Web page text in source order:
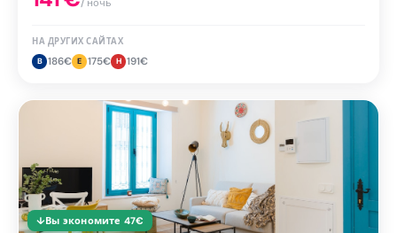
/ ночь
НА ДРУГИХ САЙТАХ
B 186€ E 175€ H 191€
↓Вы экономите 47€